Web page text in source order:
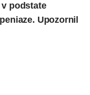
podstate
Upozornil